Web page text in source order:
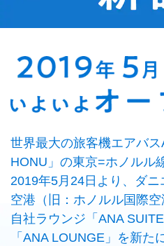
世界最大の旅客機エアバ
HONU」の東京=ホノルル
2019年5月24日より、ダ
空港（旧：ホノルル国際空
自社ラウンジ「ANA
「ANA LOUNGE」を新た